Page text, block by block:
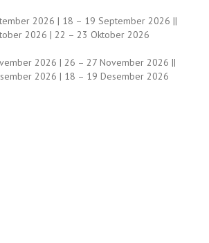
2026 | 18 – 19 September 2026 ||
2026 | 22 – 23 Oktober 2026
2026 | 26 – 27 November 2026 ||
2026 | 18 – 19 Desember 2026